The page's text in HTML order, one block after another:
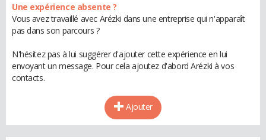
Une expérience absente ?
Vous avez travaillé avec Arézki dans une entreprise qui n'apparaît
pas dans son parcours ?
N'hésitez pas à lui suggérer d'ajouter cette expérience en lui
envoyant un message. Pour cela ajoutez d'abord Arézki à vos
contacts.
Ajouter